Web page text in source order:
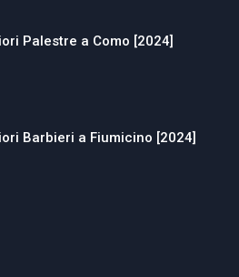
Palestre a Como [2024]
Barbieri a Fiumicino [2024]